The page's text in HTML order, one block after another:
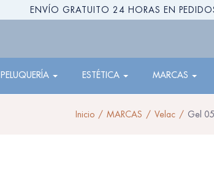
ENVÍO GRATUITO 24 HORAS EN
PELUQUERÍA ESTÉTICA MARCAS
Inicio MARCAS Velac Gel